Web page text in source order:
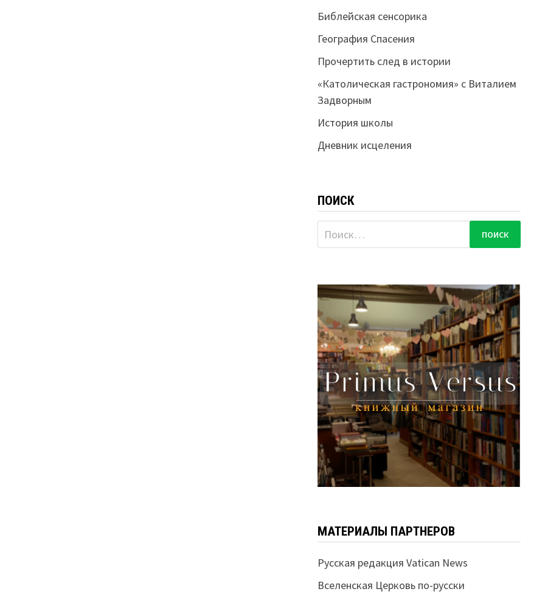
Библейская сенсорика
География Спасения
Прочертить след в истории
«Католическая гастрономия» с Виталием
Задворным
История школы
Дневник исцеления
ПОИСК
Найти:
МАТЕРИАЛЫ ПАРТНЕРОВ
Русская редакция Vatican News
Вселенская Церковь по-русски